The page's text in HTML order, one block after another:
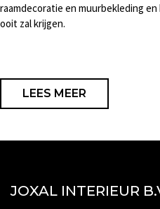
raamdecoratie en muurbekleding
ooit zal krijgen.
LEES MEER
JOXAL INTERIEUR